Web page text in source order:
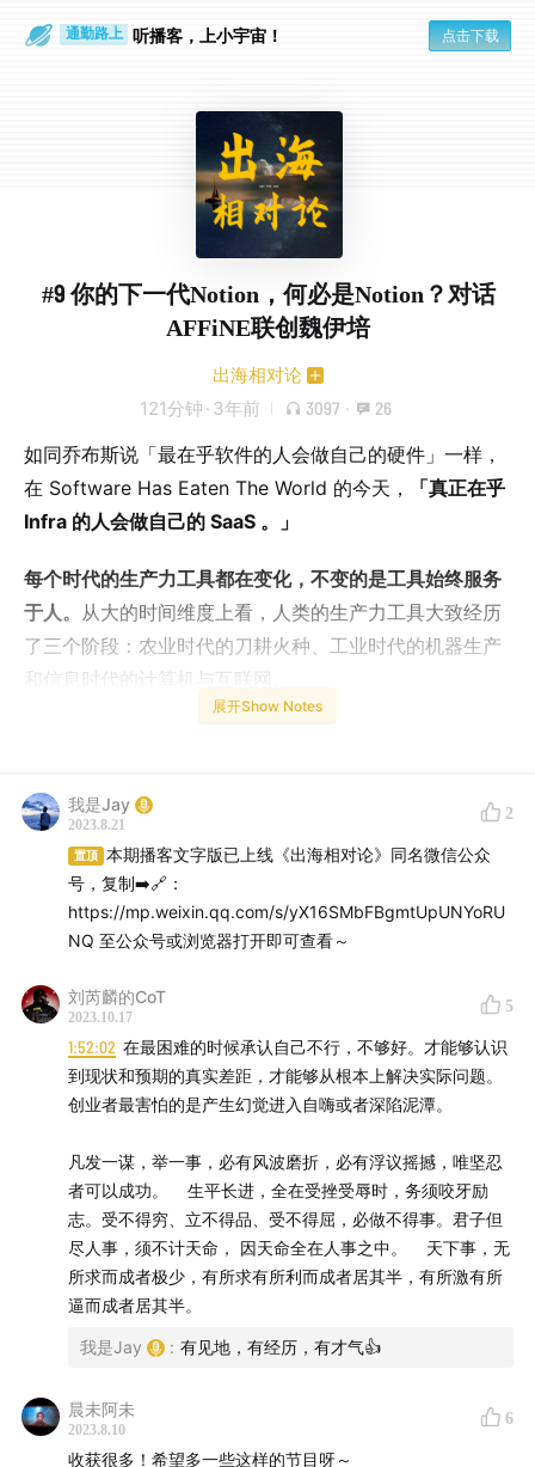
通勤路上 听播客，上小宇宙！ 点击下载
#9 你的下一代Notion，何必是Notion？对话
AFFiNE联创魏伊培
出海相对论
121分钟 · 3年前 3097 · 26
如同乔布斯说「最在乎软件的人会做自己的硬件」一样，
在 Software Has Eaten The World 的今天，
「真正在乎
Infra 的人会做自己的 SaaS 。」
每个时代的生产力工具都在变化，不变的是工具始终服务
于人。 从大的时间维度上看，人类的生产力工具大致经历
了三个阶段：农业时代的刀耕火种、工业时代的机器生产
和信息时代的计算机与互联网。
从1990年-2010年，主要是本地化部署、人们相互独立工
作的二十年。而从2011年左右开始，云端部署、在线协同
的生产力工具就逐渐成为新时代的主题，疫情更是加速了
这一进程。
软件达到数十亿美金估值并成功上市，后有如 Miro 和大
名鼎鼎的 Notion 等协作平台在社交媒体引起广泛的病毒
式传播，估值纷纷突破百亿美金。数据显示 2022年办公
+协同工具的全球市场规模达到460亿美元，成为最大的
时代增速最快的软件赛道之一。伴随着行业的快速发展，
新的技术和产品形态也在不断涌现。
我们本期的嘉宾就是下一代开源协作知识库——AFFiNE
联合创始人兼运营负责人——魏伊培（Iris）， 和我们一起
聊聊开源、协同工具、SaaS、创业等话题。
Jay，《出海相对论》主理人，独立播客制作人。消费互
展开Show Notes
我是Jay
2023.8.21
2
置顶
本期播客文字版已上线《出海相对论》同名微信公众
号，复制➡️🔗：
https://mp.weixin.qq.com/s/yX16SMbFBgmtUpUNYoRU
NQ 至公众号或浏览器打开即可查看～
刘芮麟的CoT
2023.10.17
5
1:52:02 在最困难的时候承认自己不行，不够好。才能够认识
到现状和预期的真实差距，才能够从根本上解决实际问题。
创业者最害怕的是产生幻觉进入自嗨或者深陷泥潭。
凡发一谋，举一事，必有风波磨折，必有浮议摇撼，唯坚忍
者可以成功。 生平长进，全在受挫受辱时，务须咬牙励
志。受不得穷、立不得品、受不得屈，必做不得事。君子但
尽人事，须不计天命， 因天命全在人事之中。 天下事，无
所求而成者极少，有所求有所利而成者居其半，有所激有所
逼而成者居其半。
我是Jay : 有见地，有经历，有才气👍
晨未阿未
2023.8.10
6
收获很多！希望多一些这样的节目呀～